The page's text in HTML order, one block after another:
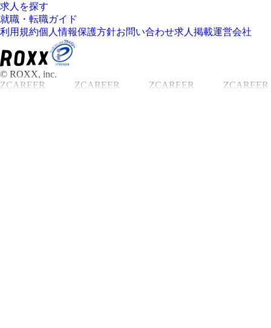
求人を探す
就職・転職ガイド
利用規約個人情報保護方針お問い合わせ求人掲載運営会社
© ROXX, inc.
ZCAREER
ZCAREER ZCAREER ZCAREER